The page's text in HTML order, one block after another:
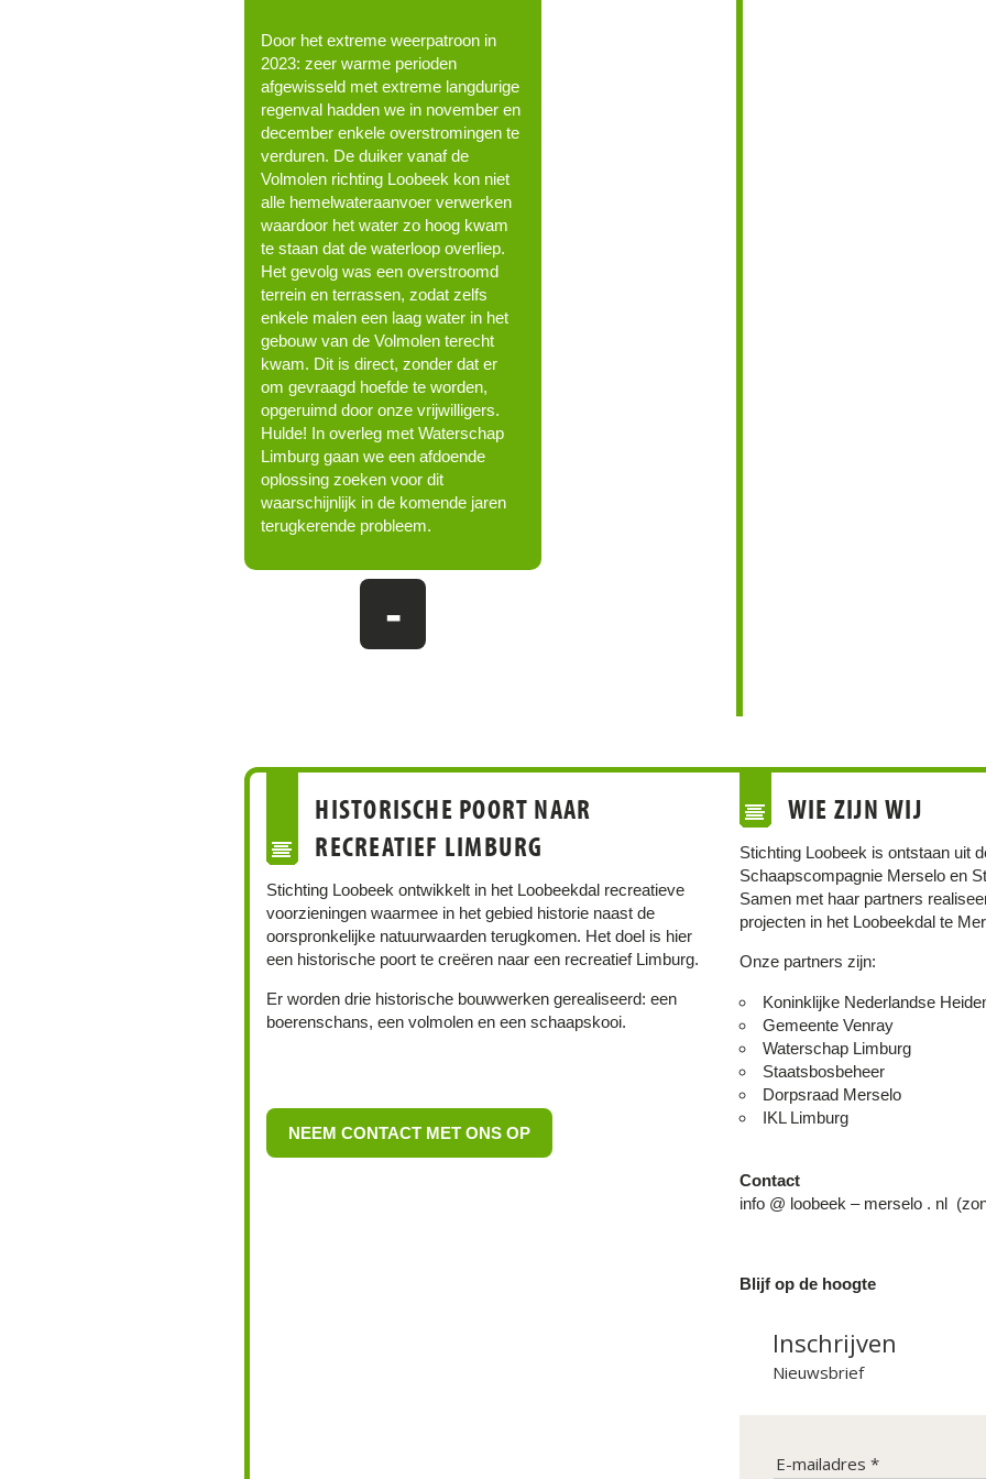
Door het extreme weerpatroon in
2023: zeer warme perioden
afgewisseld met extreme langdurige
regenval hadden we in november en
december enkele overstromingen te
verduren. De duiker vanaf de
Volmolen richting Loobeek kon niet
alle hemelwateraanvoer verwerken
waardoor het water zo hoog kwam
te staan dat de waterloop overliep.
Het gevolg was een overstroomd
terrein en terrassen, zodat zelfs
enkele malen een laag water in het
gebouw van de Volmolen terecht
kwam. Dit is direct, zonder dat er
om gevraagd hoefde te worden,
opgeruimd door onze vrijwilligers.
Hulde! In overleg met Waterschap
Limburg gaan we een afdoende
oplossing zoeken voor dit
waarschijnlijk in de komende jaren
terugkerende probleem.
-
HISTORISCHE POORT NAAR
RECREATIEF LIMBURG
Stichting Loobeek ontwikkelt in het Loobeekdal recreatieve
voorzieningen waarmee in het gebied historie naast de
oorspronkelijke natuurwaarden terugkomen. Het doel is hier
een historische poort te creëren naar een recreatief Limburg.
Er worden drie historische bouwwerken gerealiseerd: een
boerenschans, een volmolen en een schaapskooi.
NEEM CONTACT MET ONS OP
WIE ZIJN WIJ
Stichting Loobeek is ontstaan uit
Schaapscompagnie Merselo en
Samen met haar partners
projecten in het Loobeekdal te
Onze partners zijn:
Koninklijke Nederlandse
Gemeente Venray
Waterschap Limburg
Staatsbosbeheer
Dorpsraad Merselo
IKL Limburg
Contact
info @ loobeek – merselo . nl
Blijf op de hoogte
Inschrijven
Nieuwsbrief
E-mailadres *